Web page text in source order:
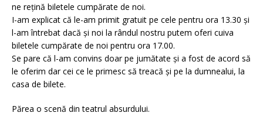
ne rețină biletele cumpărate de noi.
I-am explicat că le-am primit gratuit pe cele pentru ora 13.30 și
l-am întrebat dacă și noi la rândul nostru putem oferi cuiva
biletele cumpărate de noi pentru ora 17.00.
Se pare că l-am convins doar pe jumătate și a fost de acord să
le oferim dar cei ce le primesc să treacă și pe la dumnealui, la
casa de bilete.
Părea o scenă din teatrul absurdului.